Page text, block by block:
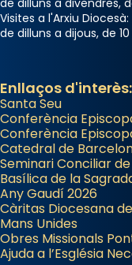
de dilluns a divendres,
Visites a l'Arxiu Diocesà:
de dilluns a dijous, de 10
Enllaços d'interès:
Santa Seu
Conferència
Conferència
Catedral de
Seminari Conciliar
Basílica de la
Any Gaudí 2026
Càritas Diocesana
Mans Unides
Obres Missionals
Ajuda a l’Església